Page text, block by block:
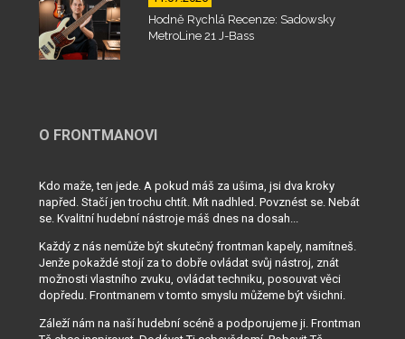
Hodně Rychlá Recenze: Sadowsky
MetroLine 21 J-Bass
O FRONTMANOVI
Kdo maže, ten jede. A pokud máš za ušima, jsi dva kroky
napřed. Stačí jen trochu chtít. Mít nadhled. Povznést se. Nebát
se. Kvalitní hudební nástroje máš dnes na dosah...
Každý z nás nemůže být skutečný frontman kapely, namítneš.
Jenže pokaždé stojí za to dobře ovládat svůj nástroj, znát
možnosti vlastního zvuku, ovládat techniku, posouvat věci
dopředu. Frontmanem v tomto smyslu můžeme být všichni.
Záleží nám na naší hudební scéně a podporujeme ji. Frontman